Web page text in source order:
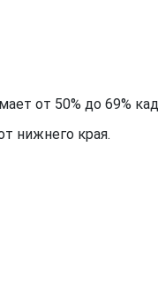
от 50% до 69%
нижнего края.